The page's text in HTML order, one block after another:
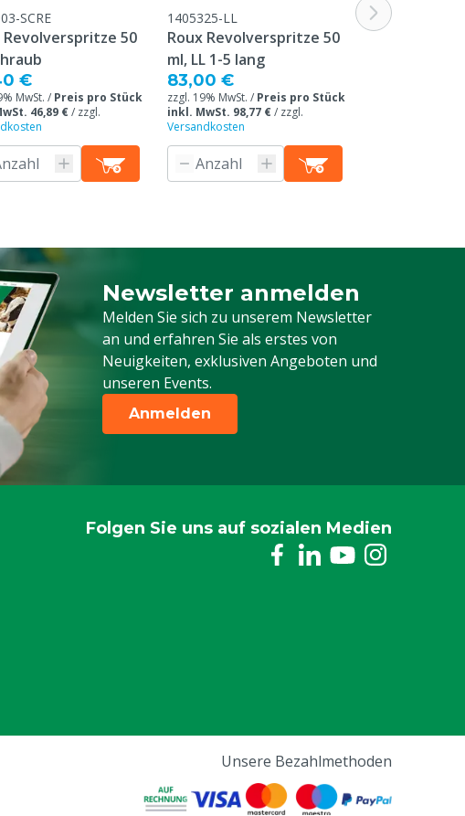
SCRE
Revolverspritze 50
€
MwSt. / Preis pro Stück
46,89 €/ zzgl.
1405325-LL
Roux Revolverspritze 50
ml, LL 1-5 lang
83,00 €
zzgl. 19% MwSt. / Preis pro Stück
inkl. MwSt. 98,77 €/ zzgl.
Versandkosten
1405325-SCRE
Roux
Newsletter anmelden
Melden Sie sich zu unserem Newsletter
an und erfahren Sie als erstes von
Neuigkeiten, exklusiven Angeboten und
unseren Events.
Melden Sie sich für unseren Newsletter
Anmelden
Folgen Sie uns auf sozialen Medien
Unsere Bezahlmethoden